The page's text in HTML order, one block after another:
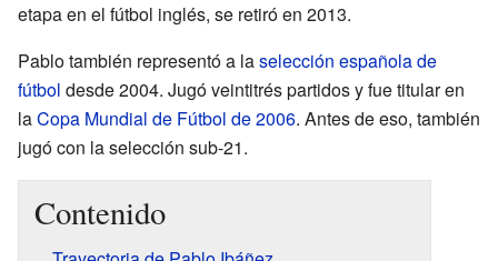
etapa en el fútbol inglés, se retiró en 2013.
Pablo también representó a laselección española de
fútbol desde 2004. Jugó veintitrés partidos y fue titular en
laCopa Mundial de Fútbol de 2006. Antes de eso, también
jugó con la selección sub-21.
Contenido